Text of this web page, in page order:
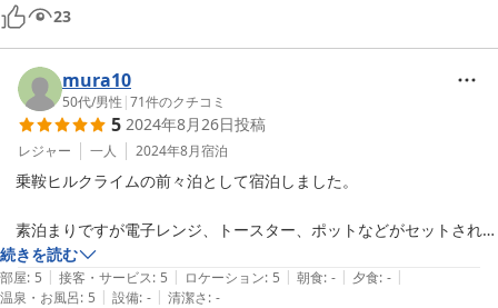
23
mura10
50代/男性 |71件のクチコミ
5 2024年8月26日投稿
レジャー 一人 2024年8月宿泊
乗鞍ヒルクライムの前々泊として宿泊しました。
素泊まりですが電子レンジ、トースター、ポットなどがセットされて
おり松本などで準備していったり、乗鞍の筒木商店で購入すれば、食事
には困りません。
続きを読む
部屋: 5 | 接客・サービス: 5 | ロケーション: 5 | 朝食: - | 夕食: - |
温泉・お風呂: 5 | 設備: - | 清潔さ: -